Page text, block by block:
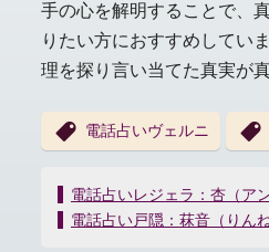
手の心を解明することで、
りたい方におすすめしてい
理を探り言い当てた真実が
電話占いヴェルニ
投
稿
電話占いレジェラ：杏（ア
電話占い戸隠：菻音（りん